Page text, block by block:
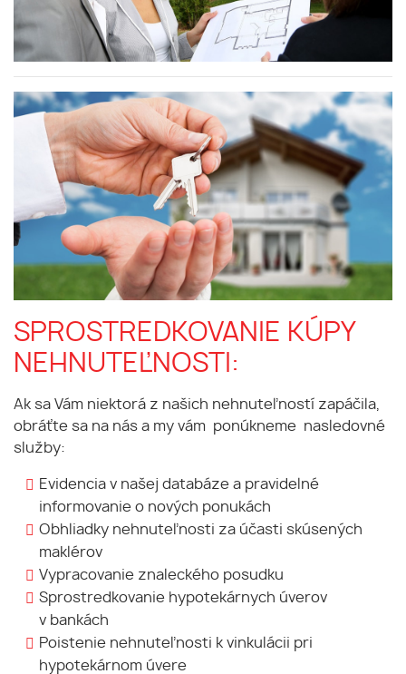
SPROSTREDKOVANIE KÚPY
NEHNUTEĽNOSTI:
Ak sa Vám niektorá z našich nehnuteľností zapáčila,
obráťte sa na nás a my vám ponúkneme nasledovné
služby:
Evidencia v našej databáze a pravidelné
informovanie o nových ponukách
Obhliadky nehnuteľnosti za účasti skúsených
maklérov
Vypracovanie znaleckého posudku
Sprostredkovanie hypotekárnych úverov
v bankách
Poistenie nehnuteľnosti k vinkulácii pri
hypotekárnom úvere